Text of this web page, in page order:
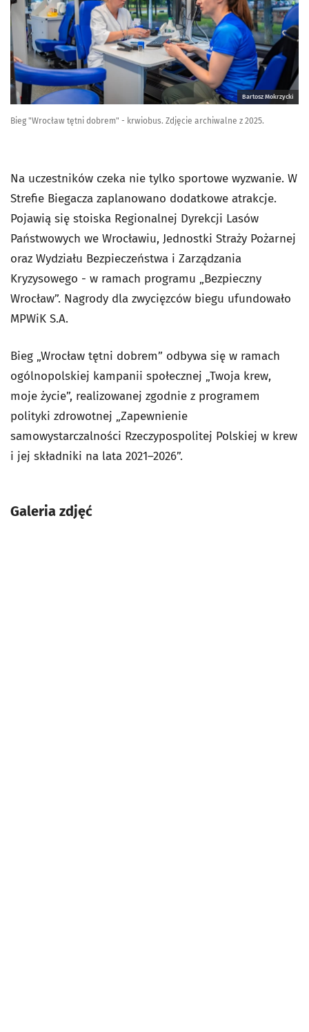
Bartosz Mokrzycki
Bieg "Wrocław tętni dobrem" - krwiobus. Zdjęcie archiwalne z 2025.
Na uczestników czeka nie tylko sportowe wyzwanie. W
Strefie Biegacza zaplanowano dodatkowe atrakcje.
Pojawią się stoiska Regionalnej Dyrekcji Lasów
Państwowych we Wrocławiu, Jednostki Straży Pożarnej
oraz Wydziału Bezpieczeństwa i Zarządzania
Kryzysowego - w ramach programu „Bezpieczny
Wrocław”. Nagrody dla zwycięzców biegu ufundowało
MPWiK S.A.
Bieg „Wrocław tętni dobrem” odbywa się w ramach
ogólnopolskiej kampanii społecznej „Twoja krew,
moje życie”, realizowanej zgodnie z programem
polityki zdrowotnej „Zapewnienie
samowystarczalności Rzeczypospolitej Polskiej w krew
i jej składniki na lata 2021–2026”.
Galeria zdjęć